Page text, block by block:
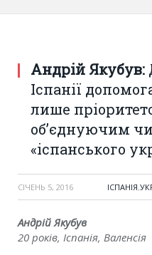
Андрій Якубув:
Іспанії
лише
об’єднуючим
«іспанського
СІЧЕНЬ 5, 2016 ІСПАНІЯ,
Андрій Якубув
20 років, Іспанія, Валенсія